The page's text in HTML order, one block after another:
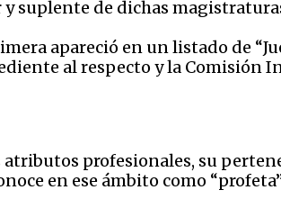
suplente de dichas
apareció en un listado de
al respecto y la Comisión
atributos profesionales, su
en ese ámbito como